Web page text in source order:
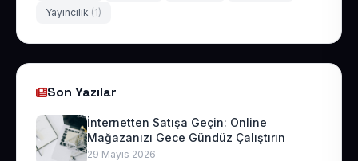
Yayıncılık (1)
Son Yazılar
İnternetten Satışa Geçin: Online
Mağazanızı Gece Gündüz Çalıştırın
29 Mayıs 2026